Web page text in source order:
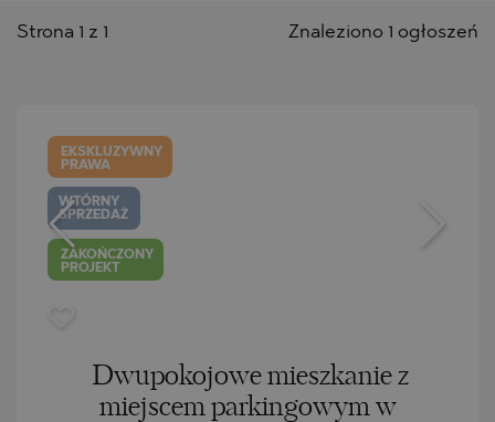
Znaleziono 1 ogłoszeń
Strona 1 z 1
EKSKLUZYWNY
PRAWA
WTÓRNY
SPRZEDAŻ
ZAKOŃCZONY
PROJEKT
Dwupokojowe mieszkanie z
miejscem parkingowym w